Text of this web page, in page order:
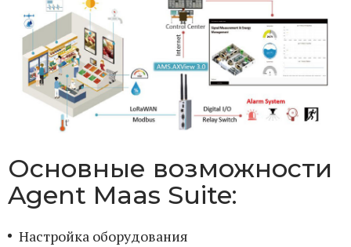
Основные возможности
Agent Maas Suite:
Настройка оборудования